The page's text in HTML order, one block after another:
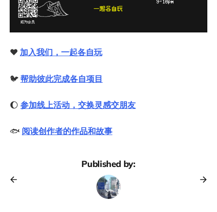
❤️ 加入我们，一起各自玩
🐦帮助彼此完成各自项目
🌔 参加线上活动，交换灵感交朋友
🐟 阅读创作者的作品和故事
Published by: